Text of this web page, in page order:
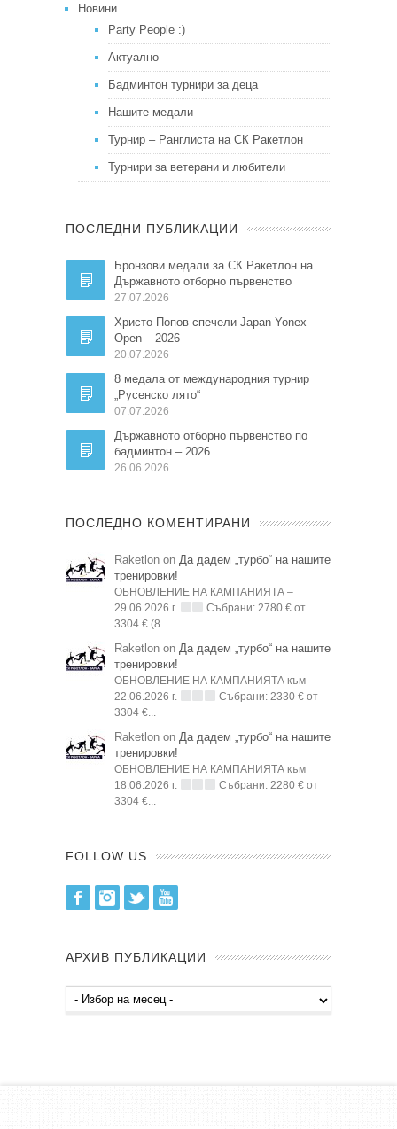
Новини
Party People :)
Актуално
Бадминтон турнири за деца
Нашите медали
Турнир – Ранглиста на СК Ракетлон
Турнири за ветерани и любители
ПОСЛЕДНИ ПУБЛИКАЦИИ
Бронзови медали за СК Ракетлон на
Държавното отборно първенство
27.07.2026
Христо Попов спечели Japan Yonex
Open – 2026
20.07.2026
8 медала от международния турнир
„Русенско лято“
07.07.2026
Държавното отборно първенство по
бадминтон – 2026
26.06.2026
ПОСЛЕДНО КОМЕНТИРАНИ
Raketlon on Да дадем „турбо“ на нашите
тренировки!
ОБНОВЛЕНИЕ НА КАМПАНИЯТА –
29.06.2026 г.
Събрани: 2780 € от
3304 € (8...
Raketlon on Да дадем „турбо“ на нашите
тренировки!
ОБНОВЛЕНИЕ НА КАМПАНИЯТА към
22.06.2026 г.
Събрани: 2330 € от
3304 €...
Raketlon on Да дадем „турбо“ на нашите
тренировки!
ОБНОВЛЕНИЕ НА КАМПАНИЯТА към
18.06.2026 г.
Събрани: 2280 € от
3304 €...
FOLLOW US
FacebookInstagram
Twitter
АРХИВ ПУБЛИКАЦИИ
Архив
публикации